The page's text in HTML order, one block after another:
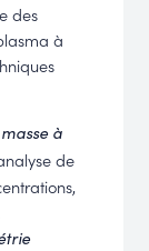
des
à
à
de